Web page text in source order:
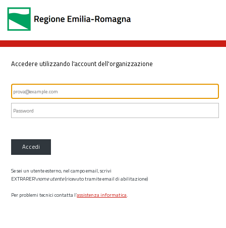
Accedere utilizzando l'account dell'organizzazione
Accedi
Se sei un utente esterno, nel campo email, scrivi
EXTRARER\nome utente(ricevuto tramite email di abilitazione)
Per problemi tecnici contatta l’assistenza informatica.